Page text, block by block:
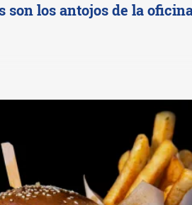
son los antojos de la